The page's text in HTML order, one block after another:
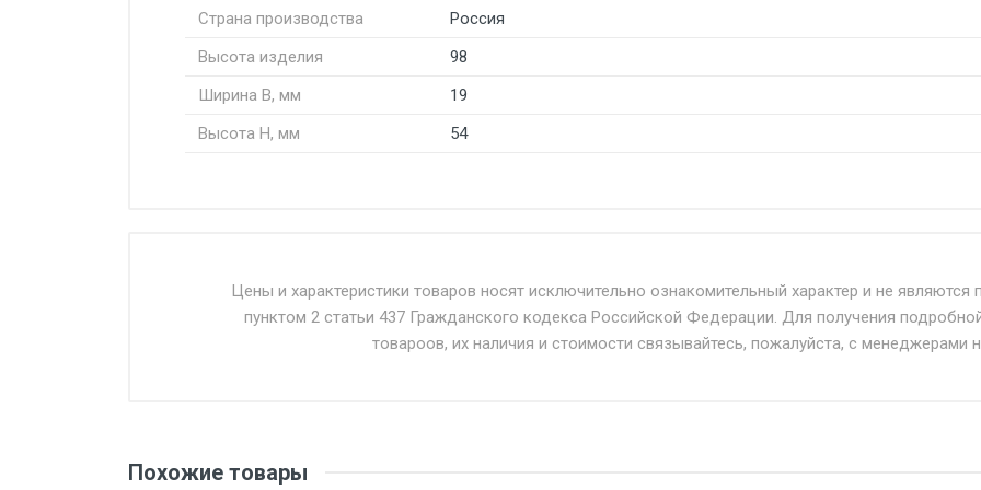
Страна производства
Россия
Высота изделия
98
Ширина В, мм
19
Высота H, мм
54
Доставка осуществляется собственным и наёмным транспортом, стоимость доставки
Въезд на ТТК и Садовое кольцо + от 500.
уплаты понесенных расходов.
Цены и характеристики товаров носят исключительно ознакомительный характер и не
пунктом 2 статьи 437 Гражданского кодекса Российской Федерации. Для получения
товароов, их наличия и стоимости связывайтесь, пожалуйста, с менеджерами
Похожие товары